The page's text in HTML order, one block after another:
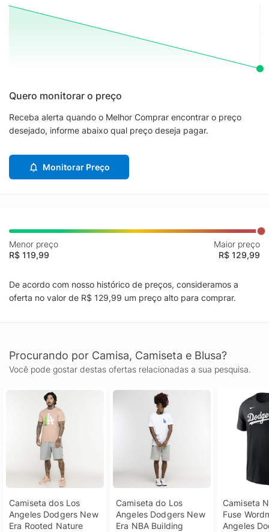
Quero monitorar o preço
Receba alerta quando o Melhor Comprar encontrar o preço
desejado, informe abaixo qual preço deseja pagar.
Monitorar Preço
Menor preço
R$ 119,99
Maior preço
R$ 129,99
De acordo com nosso histórico de preços, consideramos a
oferta no valor de R$ 129,99 um preço alto para comprar.
Procurando por Camisa, Camiseta e Blusa?
Você pode gostar destas ofertas relacionadas a sua pesquisa.
Camiseta dos Los
Angeles Dodgers New
Era Rooted Nature
Camiseta do Los
Angeles Dodgers New
Era NBA Building
Camiseta
Fuse
Angeles